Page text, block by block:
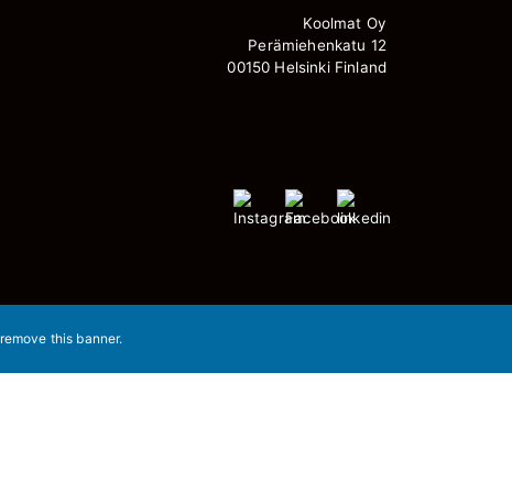
Koolmat Oy
Perämiehenkatu 12
00150 Helsinki Finland
remove this banner.